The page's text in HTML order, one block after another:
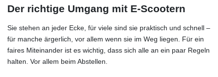
Der richtige Umgang mit E-Scootern
Sie stehen an jeder Ecke, für viele sind sie praktisch und schnell –
für manche ärgerlich, vor allem wenn sie im Weg liegen. Für ein
faires Miteinander ist es wichtig, dass sich alle an ein paar Regeln
halten. Vor allem beim Abstellen.